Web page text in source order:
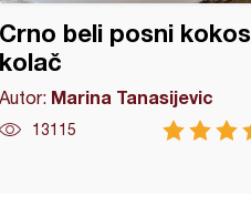
Crno beli posni kokos
kolač
Autor: Marina Tanasijevic
13115